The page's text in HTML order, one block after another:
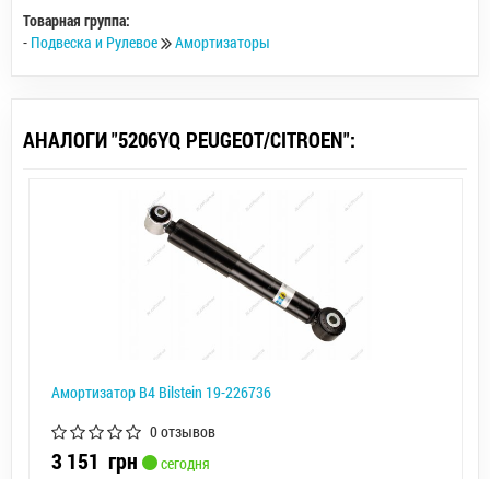
Товарная группа:
- Подвеска и Рулевое Амортизаторы
АНАЛОГИ "5206YQ PEUGEOT/CITROEN":
Амортизатор B4 Bilstein 19-226736
0 отзывов
3 151 грн
сегодня